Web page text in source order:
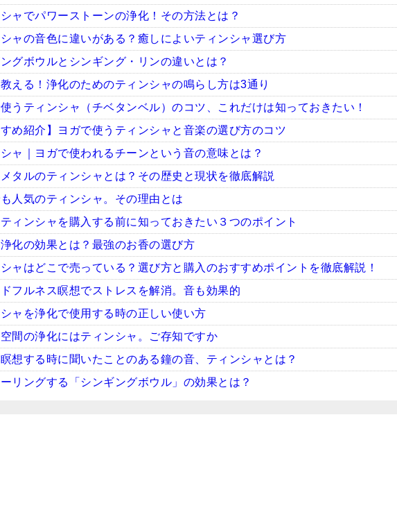
ャでパワーストーンの浄化！その方法とは？
ャの音色に違いがある？癒しによいティンシャ選び方
グボウルとシンギング・リンの違いとは？
える！浄化のためのティンシャの鳴らし方は3通り
うティンシャ（チベタンベル）のコツ、これだけは知っておきたい！
すめ紹介】ヨガで使うティンシャと音楽の選び方のコツ
ャ｜ヨガで使われるチーンという音の意味とは？
タルのティンシャとは？その歴史と現状を徹底解説
人気のティンシャ。その理由とは
ィンシャを購入する前に知っておきたい３つのポイント
化の効果とは？最強のお香の選び方
ャはどこで売っている？選び方と購入のおすすめポイントを徹底解説！
フルネス瞑想でストレスを解消。音も効果的
ャを浄化で使用する時の正しい使い方
間の浄化にはティンシャ。ご存知ですか
想する時に聞いたことのある鐘の音、ティンシャとは？
リングする「シンギングボウル」の効果とは？